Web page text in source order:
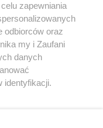
zapewniania
odbiorców oraz
my i Zaufani
danych
identyfikacji.